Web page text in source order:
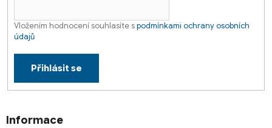
Vložením hodnocení souhlasíte spodmínkami ochrany osobních
údajů
Přihlásit se
Informace